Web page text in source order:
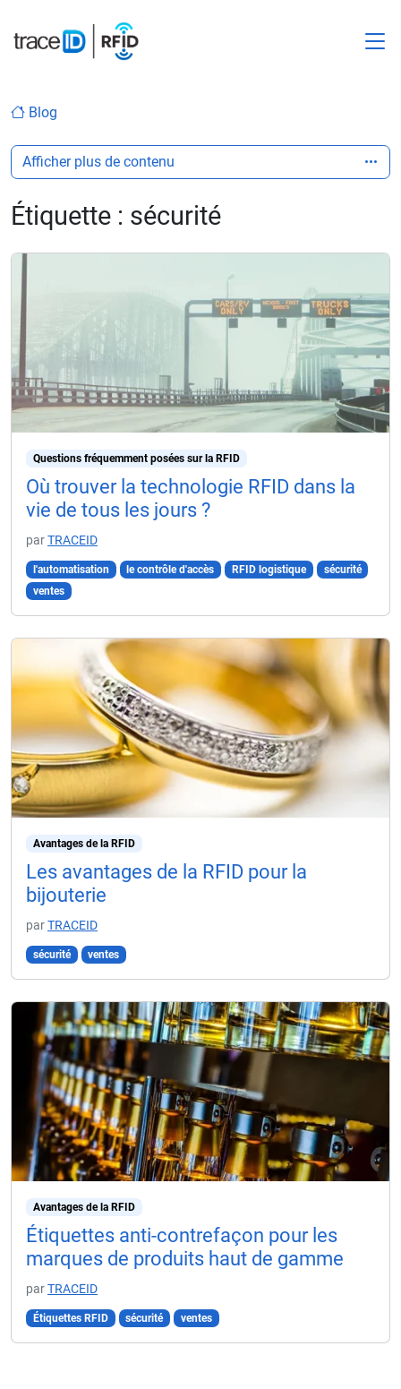
Blog
Étiquette : sécurité
Questions fréquemment posées sur la RFID
Où trouver la technologie RFID dans la
vie de tous les jours ?
parTRACEID
l'automatisation le contrôle d'accès RFID logistique
sécurité
ventes
Avantages de la RFID
Les avantages de la RFID pour la
bijouterie
parTRACEID
sécurité ventes
Avantages de la RFID
Étiquettes anti-contrefaçon pour les
marques de produits haut de gamme
parTRACEID
Étiquettes RFID sécurité ventes
Afficher plus de contenu